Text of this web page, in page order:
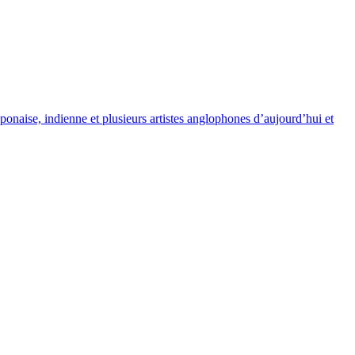
indienne et plusieurs artistes anglophones d’aujourd’hui et